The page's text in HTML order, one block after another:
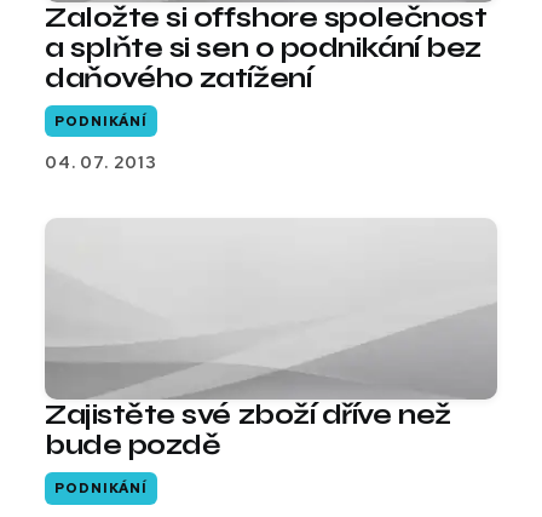
Založte si offshore společnost
a splňte si sen o podnikání bez
daňového zatížení
PODNIKÁNÍ
04. 07. 2013
Zajistěte své zboží dříve než
bude pozdě
PODNIKÁNÍ